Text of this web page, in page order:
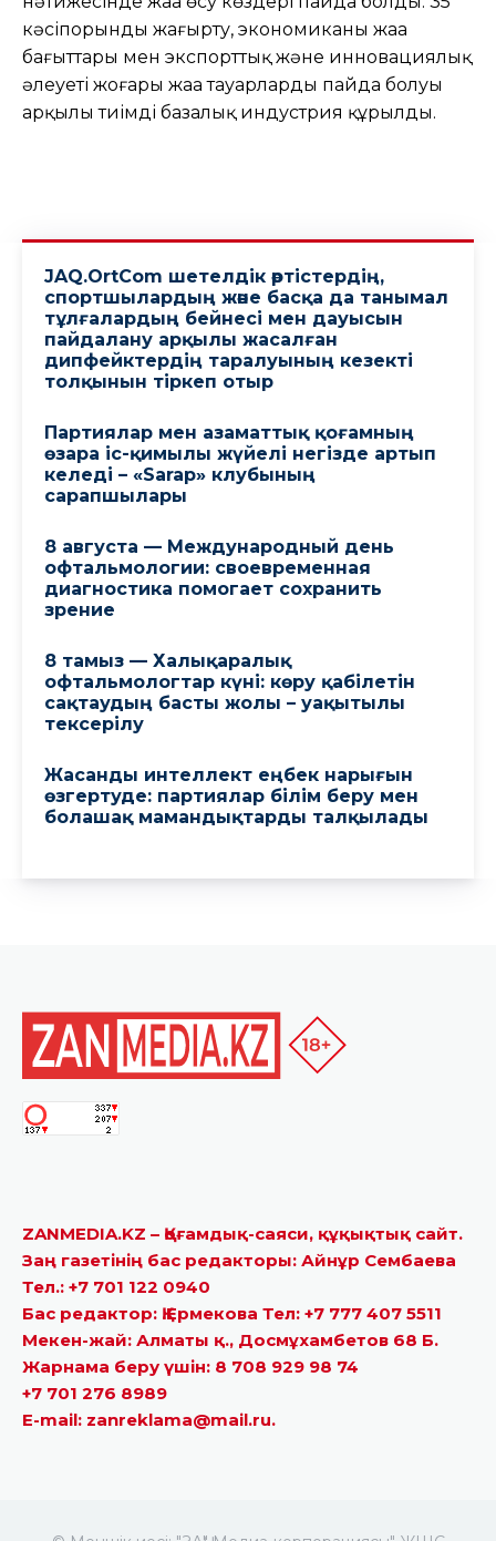
ZANMEDIA.KZ – Қоғамдық-саяси, құқықтық сайт.
Заң газетінің бас редакторы: Айнұр Сембаева
Тел.: +7 701 122 0940
Бас редактор: Қ.Ермекова Тел: +7 777 407 5511
Мекен-жай: Алматы қ., Досмұхамбетов 68 Б.
Жарнама беру үшін: 8 708 929 98 74
+7 701 276 8989
E-mail: zanreklama@mail.ru.